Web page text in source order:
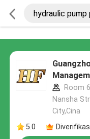
Room
Nansha
City,Cina
5.0